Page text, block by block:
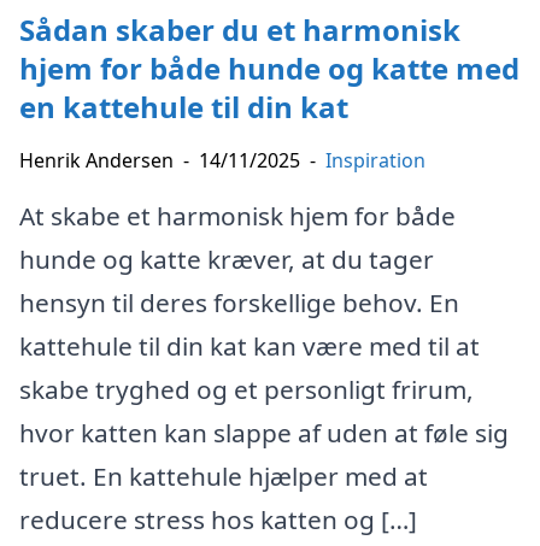
Sådan skaber du et harmonisk
hjem for både hunde og katte med
en kattehule til din kat
Henrik Andersen - 14/11/2025 - Inspiration
At skabe et harmonisk hjem for både
hunde og katte kræver, at du tager
hensyn til deres forskellige behov. En
kattehule til din kat kan være med til at
skabe tryghed og et personligt frirum,
hvor katten kan slappe af uden at føle sig
truet. En kattehule hjælper med at
reducere stress hos katten og […]